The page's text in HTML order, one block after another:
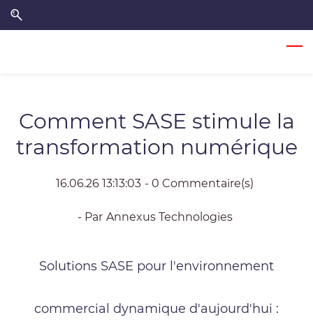
Skip
to
Skip
to
Comment SASE stimule la
transformation numérique
16.06.26 13:13:03 - 0 Commentaire(s)
- Par Annexus Technologies
Solutions SASE pour l'environnement
commercial dynamique d'aujourd'hui :